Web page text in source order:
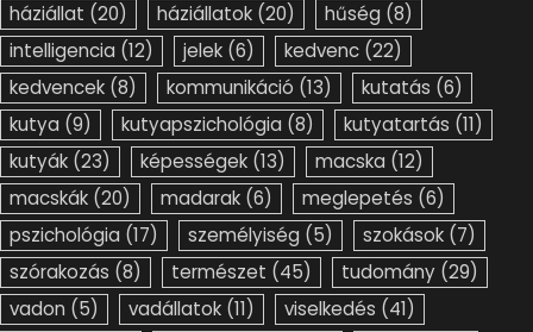
háziállat (20) háziállatok (20) hűség (8)
intelligencia (12) jelek (6) kedvenc (22)
kedvencek (8) kommunikáció (13) kutatás (6)
kutya (9) kutyapszichológia (8) kutyatartás (11)
kutyák (23) képességek (13) macska (12)
macskák (20) madarak (6) meglepetés (6)
pszichológia (17) személyiség (5) szokások (7)
szórakozás (8) természet (45) tudomány (29)
vadon (5) vadállatok (11) viselkedés (41)